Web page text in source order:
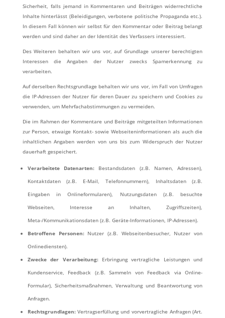
Sicherheit, falls jemand in Kommentaren und Beiträgen widerrechtliche
Inhalte hinterlässt (Beleidigungen, verbotene politische Propaganda etc.).
In diesem Fall können wir selbst für den Kommentar oder Beitrag belangt
werden und sind daher an der Identität des Verfassers interessiert.
Des Weiteren behalten wir uns vor, auf Grundlage unserer berechtigten
Interessen die Angaben der Nutzer zwecks Spamerkennung zu
verarbeiten.
Auf derselben Rechtsgrundlage behalten wir uns vor, im Fall von Umfragen
die IP-Adressen der Nutzer für deren Dauer zu speichern und Cookies zu
verwenden, um Mehrfachabstimmungen zu vermeiden.
Die im Rahmen der Kommentare und Beiträge mitgeteilten Informationen
zur Person, etwaige Kontakt- sowie Webseiteninformationen als auch die
inhaltlichen Angaben werden von uns bis zum Widerspruch der Nutzer
dauerhaft gespeichert.
Verarbeitete Datenarten: Bestandsdaten (z.B. Namen, Adressen),
Kontaktdaten (z.B. E-Mail, Telefonnummern), Inhaltsdaten (z.B.
Eingaben in Onlineformularen), Nutzungsdaten (z.B. besuchte
Webseiten, Interesse an Inhalten, Zugriffszeiten),
Meta-/Kommunikationsdaten (z.B. Geräte-Informationen, IP-Adressen).
Betroffene Personen:Nutzer (z.B. Webseitenbesucher, Nutzer von
Onlinediensten).
Zwecke der Verarbeitung:Erbringung vertragliche Leistungen und
Kundenservice, Feedback (z.B. Sammeln von Feedback via Online-
Formular), Sicherheitsmaßnahmen, Verwaltung und Beantwortung von
Anfragen.
Rechtsgrundlagen:Vertragserfüllung und vorvertragliche Anfragen (Art.